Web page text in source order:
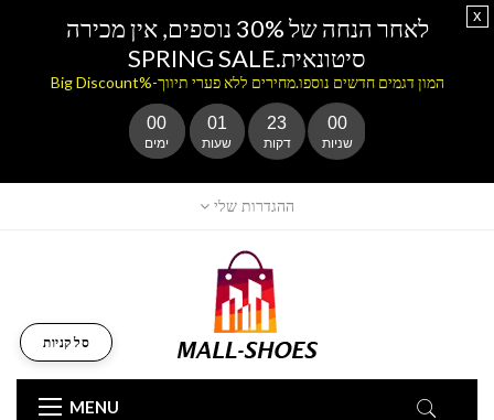
ההגדרות שלי
MENU
סל קניות
לאחר הנחה של 30% נוספים, אין מכירה
סיטונאית.SPRING SALE
המון דגמים חדשים נוספו.מחירים ללא פערי תיווך-%Big Discount
00
ימים
01
שעות
23
דקות
00
שניות
x